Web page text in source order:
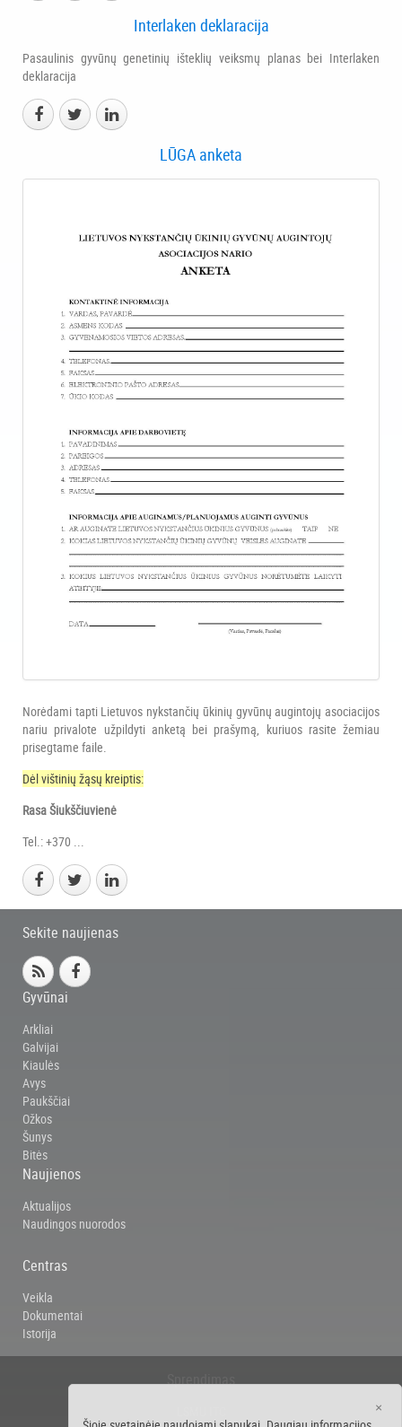
Interlaken deklaracija
Pasaulinis gyvūnų genetinių išteklių veiksmų planas bei Interlaken
deklaracija
LŪGA anketa
Norėdami tapti Lietuvos nykstančių ūkinių gyvūnų augintojų asociacijos
nariu privalote užpildyti anketą bei prašymą, kuriuos rasite žemiau
prisegtame faile.
Dėl vištinių žąsų kreiptis:
Rasa Šiukščiuvienė
Tel.: +370 ...
Sekite naujienas
Gyvūnai
Arkliai
Galvijai
Kiaulės
Avys
Paukščiai
Ožkos
Šunys
Bitės
Naujienos
Aktualijos
Naudingos nuorodos
Centras
Veikla
Dokumentai
Istorija
Sprendimas
×